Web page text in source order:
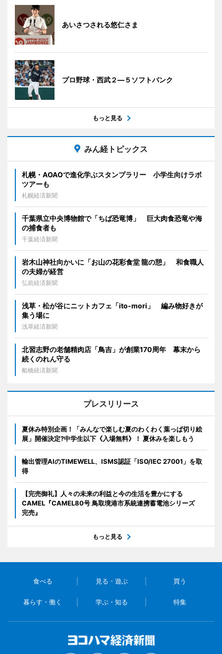
あいさつされる悠仁さま
プロ野球・西武２―５ソフトバンク
もっと見る
みん経トピックス
札幌・AOAOで進化学ぶスタンプラリー 小学生向けラボ
ツアーも
札幌経済新聞
千葉県立中央博物館で「ちば恐竜博」 巨大肉食恐竜や海
の捕食者も
千葉経済新聞
岩木山神社向かいに「お山の花彩食堂 龍の憩」 和食職人
の夫婦が経営
弘前経済新聞
浅草・松が谷にニットカフェ「ito-mori」 編み物好きが
集う場に
浅草経済新聞
北習志野の老舗精肉店「鳥吉」が創業170周年 幕末から
続くのれん守る
船橋経済新聞
プレスリリース
夏休み特別企画！「みんなで楽しむ夏のわくわく葉っぱ切り絵
展」開催決定?中学生以下《入場無料》！ 夏休みを楽しもう
輸出管理AIのTIMEWELL、ISMS認証「ISO/IEC 27001」を取
得
【完売御礼】人々の未来の利益と今の生活を豊かにする
CAMEL『CAMEL80号 鳥取境港市系統連携蓄電池シリーズ
完売』
もっと見る
食べる 見る・遊ぶ 買う
暮らす・働く 学ぶ・知る 特集